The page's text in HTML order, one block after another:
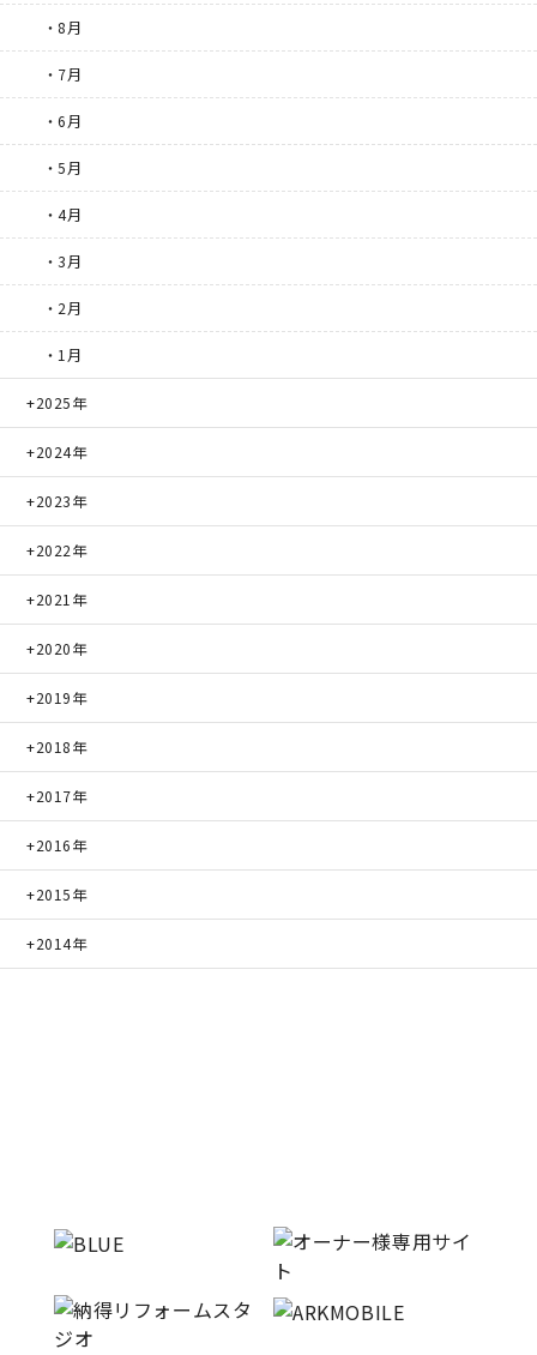
・8月
・7月
・6月
・5月
・4月
・3月
・2月
・1月
2025年
2024年
2023年
2022年
2021年
2020年
2019年
2018年
2017年
2016年
2015年
2014年